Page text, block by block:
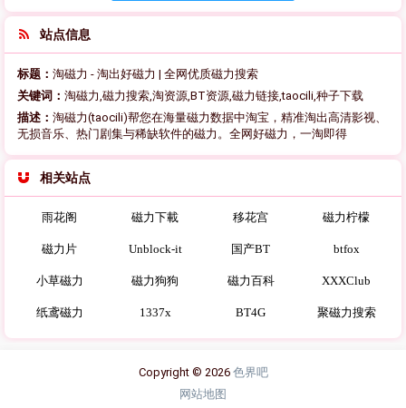
站点信息
标题： 淘磁力 - 淘出好磁力 | 全网优质磁力搜索
关键词： 淘磁力,磁力搜索,淘资源,BT资源,磁力链接,taocili,种子下载
描述： 淘磁力(taocili)帮您在海量磁力数据中淘宝，精准淘出高清影视、
无损音乐、热门剧集与稀缺软件的磁力。全网好磁力，一淘即得
相关站点
雨花阁 磁力下載 移花宫 磁力柠檬
磁力片 Unblock-it 国产BT btfox
小草磁力 磁力狗狗 磁力百科 XXXClub
纸鸢磁力 1337x BT4G 聚磁力搜索
Copyright © 2026 色界吧
网站地图